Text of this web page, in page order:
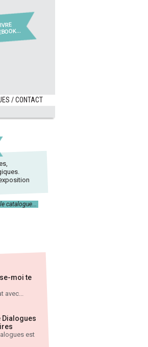
/ CONTACT
catalogue...
moi te
avec...
Dialogues
est